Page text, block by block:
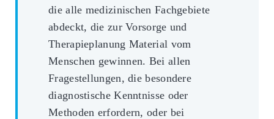
die alle medizinischen Fachgebiete
abdeckt, die zur Vorsorge und
Therapieplanung Material vom
Menschen gewinnen. Bei allen
Fragestellungen, die besondere
diagnostische Kenntnisse oder
Methoden erfordern, oder bei